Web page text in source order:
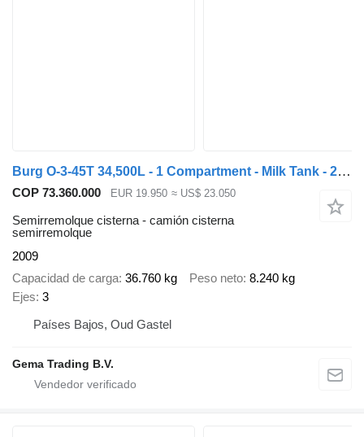
Burg O-3-45T 34,500L - 1 Compartment - Milk Tank - 2 (Tridec) Steerin
COP 73.360.000 EUR 19.950 ≈ US$ 23.050
Semirremolque cisterna - camión cisterna
semirremolque
2009
Capacidad de carga 36.760 kg Peso neto 8.240 kg
Ejes 3
Países Bajos, Oud Gastel
Gema Trading B.V.